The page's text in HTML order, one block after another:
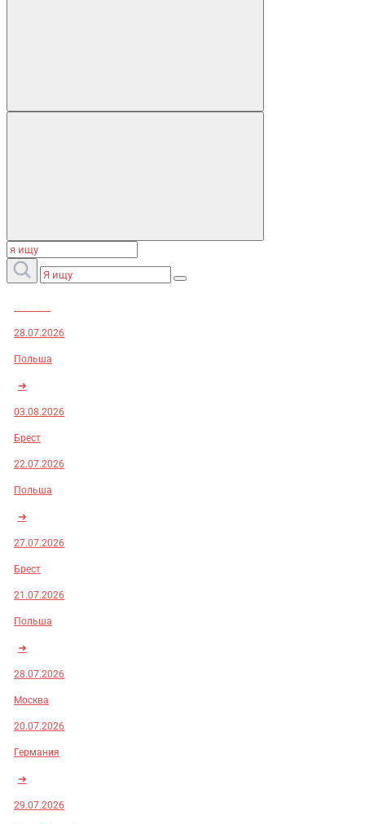
28.07.2026
Польша
➜
03.08.2026
Брест
22.07.2026
Польша
➜
27.07.2026
Брест
21.07.2026
Польша
➜
28.07.2026
Москва
20.07.2026
Германия
➜
29.07.2026